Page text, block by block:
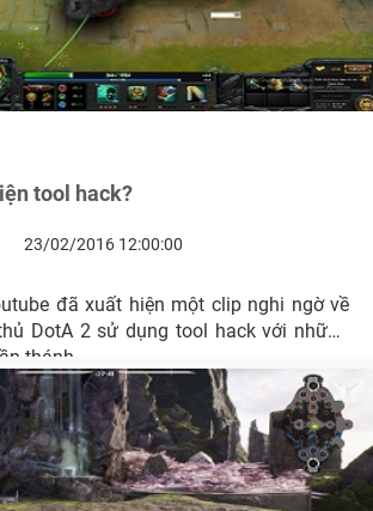
tool hack?
23/02/2016 12:00:00
đã xuất hiện một clip nghi ngờ về
DotA 2 sử dụng tool hack với những
thánh.